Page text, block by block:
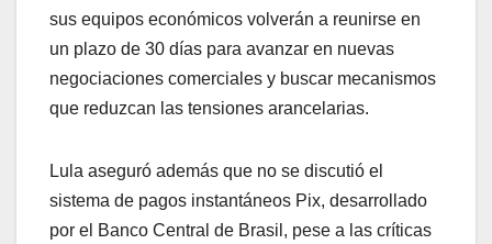
sus equipos económicos volverán a reunirse en
un plazo de 30 días para avanzar en nuevas
negociaciones comerciales y buscar mecanismos
que reduzcan las tensiones arancelarias.
Lula aseguró además que no se discutió el
sistema de pagos instantáneos Pix, desarrollado
por el Banco Central de Brasil, pese a las críticas